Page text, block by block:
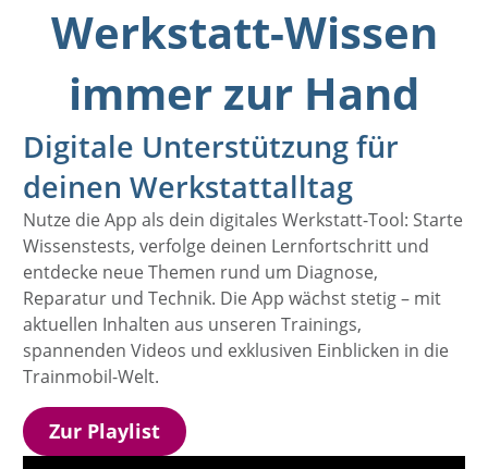
Werkstatt-Wissen
immer zur Hand
Digitale Unterstützung für
deinen Werkstattalltag
Nutze die App als dein digitales Werkstatt-Tool: Starte
Wissenstests, verfolge deinen Lernfortschritt und
entdecke neue Themen rund um Diagnose,
Reparatur und Technik. Die App wächst stetig – mit
aktuellen Inhalten aus unseren Trainings,
spannenden Videos und exklusiven Einblicken in die
Trainmobil-Welt.
Zur Playlist